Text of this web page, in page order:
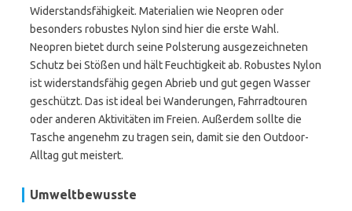
Widerstandsfähigkeit. Materialien wie Neopren oder
besonders robustes Nylon sind hier die erste Wahl.
Neopren bietet durch seine Polsterung ausgezeichneten
Schutz bei Stößen und hält Feuchtigkeit ab. Robustes Nylon
ist widerstandsfähig gegen Abrieb und gut gegen Wasser
geschützt. Das ist ideal bei Wanderungen, Fahrradtouren
oder anderen Aktivitäten im Freien. Außerdem sollte die
Tasche angenehm zu tragen sein, damit sie den Outdoor-
Alltag gut meistert.
Umweltbewusste